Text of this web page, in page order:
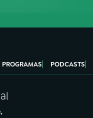
PROGRAMAS PODCASTS